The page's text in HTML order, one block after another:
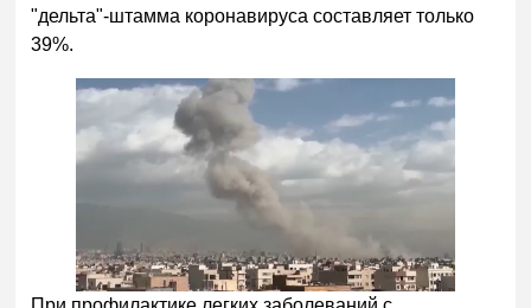
"дельта"-штамма коронавируса составляет только
39%.